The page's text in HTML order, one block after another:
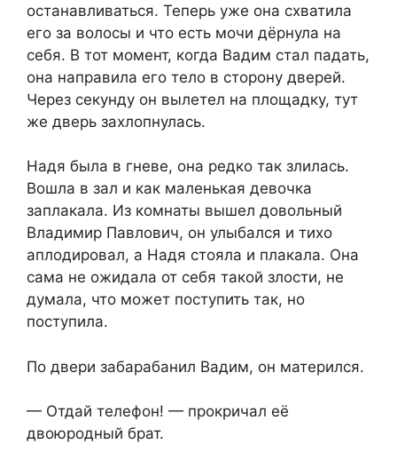
останавливаться. Теперь уже она схватила
его за волосы и что есть мочи дёрнула на
себя. В тот момент, когда Вадим стал падать,
она направила его тело в сторону дверей.
Через секунду он вылетел на площадку, тут
же дверь захлопнулась.
Надя была в гневе, она редко так злилась.
Вошла в зал и как маленькая девочка
заплакала. Из комнаты вышел довольный
Владимир Павлович, он улыбался и тихо
аплодировал, а Надя стояла и плакала. Она
сама не ожидала от себя такой злости, не
думала, что может поступить так, но
поступила.
По двери забарабанил Вадим, он матерился.
— Отдай телефон! — прокричал её
двоюродный брат.